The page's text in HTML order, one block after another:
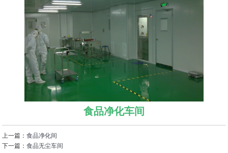
食品净化车间
上一篇：食品净化间
下一篇：食品无尘车间